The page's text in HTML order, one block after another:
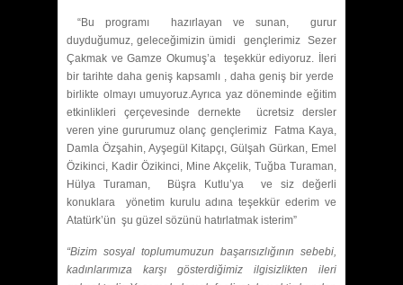
“Bu programı hazırlayan ve sunan, gurur
duyduğumuz, geleceğimizin ümidi gençlerimiz Sezer
Çakmak ve Gamze Okumuş’a teşekkür ediyoruz. İleri
bir tarihte daha geniş kapsamlı , daha geniş bir yerde
birlikte olmayı umuyoruz.Ayrıca yaz döneminde eğitim
etkinlikleri çerçevesinde dernekte ücretsiz dersler
veren yine gururumuz olanç gençlerimiz Fatma Kaya,
Damla Özşahin, Ayşegül Kitapçı, Gülşah Gürkan, Emel
Özikinci, Kadir Özikinci, Mine Akçelik, Tuğba Turaman,
Hülya Turaman, Büşra Kutlu’ya ve siz değerli
konuklara yönetim kurulu adına teşekkür ederim ve
Atatürk’ün şu güzel sözünü hatırlatmak isterim”
“Bizim sosyal toplumumuzun başarısızlığının sebebi,
kadınlarımıza karşı gösterdiğimiz ilgisizlikten ileri